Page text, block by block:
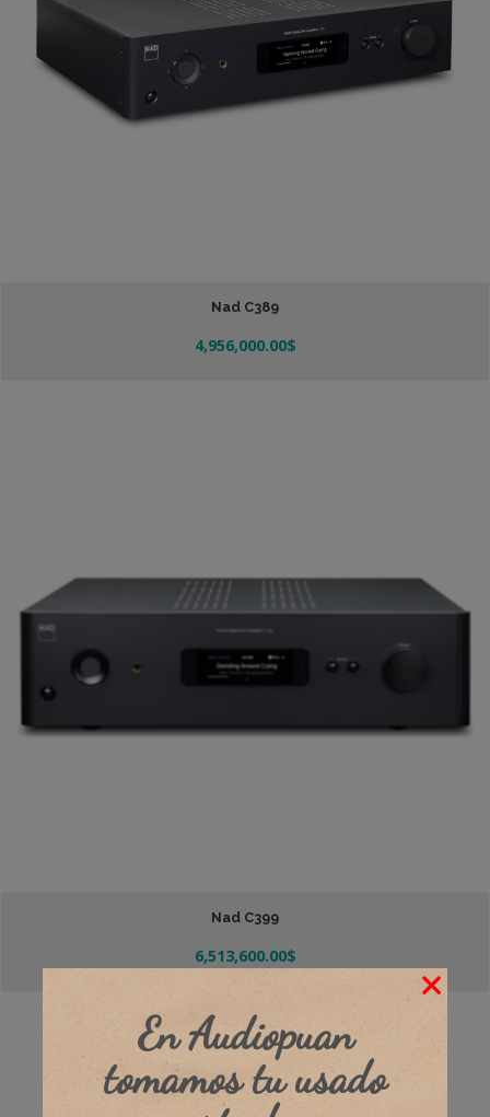
Nad C389
4,956,000.00$
Añadir Al Carrito
Nad C399
6,513,600.00$
Añadir Al Carrito
En Audiopuan
tomamos tu usado